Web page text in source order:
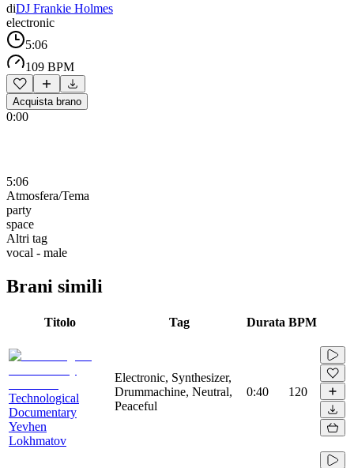
diDJ Frankie Holmes
electronic
5:06
109 BPM
Acquista brano
0:00
5:06
Atmosfera/Tema
party
space
Altri tag
vocal - male
Brani simili
Titolo Tag Durata BPM
Technological
Documentary
Yevhen
Lokhmatov
Electronic, Synthesizer,
Drummachine, Neutral,
Peaceful
0:40 120